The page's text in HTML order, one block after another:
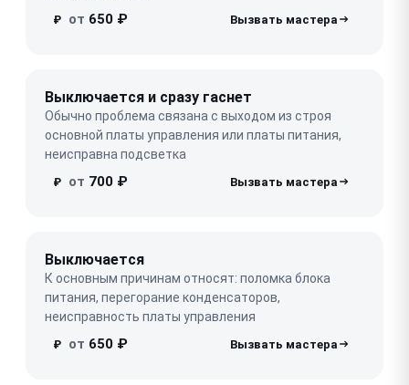
₽ от 650 ₽
Выключается и сразу гаснет
Обычно проблема связана с выходом из строя
основной платы управления или платы питания,
неисправна подсветка
₽ от 700 ₽
Выключается
К основным причинам относят: поломка блока
питания, перегорание конденсаторов,
неисправность платы управления
₽ от 650 ₽